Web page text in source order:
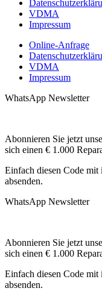
VDMA
Impressum
Online-Anfrage
VDMA
Impressum
WhatsApp Newsletter
Abonnieren Sie jetzt
sich einen € 1.000
Einfach diesen Code mit
absenden.
WhatsApp Newsletter
Abonnieren Sie jetzt
sich einen € 1.000
Einfach diesen Code mit
absenden.